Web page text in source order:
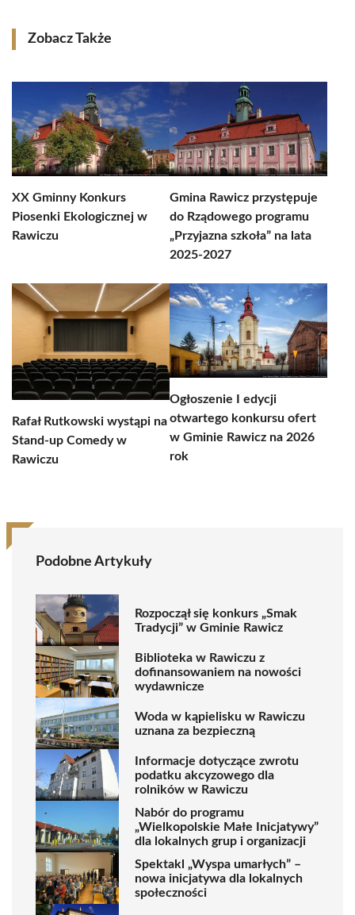
Zobacz Także
XX Gminny Konkurs
Piosenki Ekologicznej w
Rawiczu
Gmina Rawicz przystępuje
do Rządowego programu
„Przyjazna szkoła” na lata
2025-2027
Rafał Rutkowski wystąpi na
Stand-up Comedy w
Rawiczu
Ogłoszenie I edycji
otwartego konkursu ofert
w Gminie Rawicz na 2026
rok
Podobne Artykuły
Rozpoczął się konkurs „Smak
Tradycji” w Gminie Rawicz
Biblioteka w Rawiczu z
dofinansowaniem na nowości
wydawnicze
Woda w kąpielisku w Rawiczu
uznana za bezpieczną
Informacje dotyczące zwrotu
podatku akcyzowego dla
rolników w Rawiczu
Nabór do programu
„Wielkopolskie Małe Inicjatywy”
dla lokalnych grup i organizacji
Spektakl „Wyspa umarłych” –
nowa inicjatywa dla lokalnych
społeczności